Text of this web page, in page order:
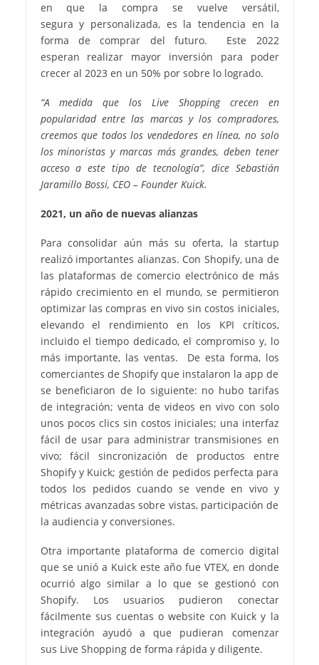
en que la compra se vuelve versátil,
segura y personalizada, es la tendencia en la
forma de comprar del futuro. Este 2022
esperan realizar mayor inversión para poder
crecer al 2023 en un 50% por sobre lo logrado.
“A medida que los Live Shopping crecen en
popularidad entre las marcas y los compradores,
creemos que todos los vendedores en línea, no solo
los minoristas y marcas más grandes, deben tener
acceso a este tipo de tecnología”, dice Sebastián
Jaramillo Bossi, CEO – Founder Kuick.
2021, un año de nuevas alianzas
Para consolidar aún más su oferta, la startup
realizó importantes alianzas. Con Shopify, una de
las plataformas de comercio electrónico de más
rápido crecimiento en el mundo, se permitieron
optimizar las compras en vivo sin costos iniciales,
elevando el rendimiento en los KPI críticos,
incluido el tiempo dedicado, el compromiso y, lo
más importante, las ventas. De esta forma, los
comerciantes de Shopify que instalaron la app de
se beneficiaron de lo siguiente: no hubo tarifas
de integración; venta de videos en vivo con solo
unos pocos clics sin costos iniciales; una interfaz
fácil de usar para administrar transmisiones en
vivo; fácil sincronización de productos entre
Shopify y Kuick; gestión de pedidos perfecta para
todos los pedidos cuando se vende en vivo y
métricas avanzadas sobre vistas, participación de
la audiencia y conversiones.
Otra importante plataforma de comercio digital
que se unió a Kuick este año fue VTEX, en donde
ocurrió algo similar a lo que se gestionó con
Shopify. Los usuarios pudieron conectar
fácilmente sus cuentas o website con Kuick y la
integración ayudó a que pudieran comenzar
sus Live Shopping de forma rápida y diligente.